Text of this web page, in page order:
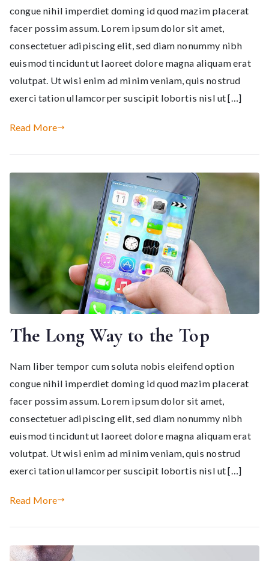
congue nihil imperdiet doming id quod mazim placerat
facer possim assum. Lorem ipsum dolor sit amet,
consectetuer adipiscing elit, sed diam nonummy nibh
euismod tincidunt ut laoreet dolore magna aliquam erat
volutpat. Ut wisi enim ad minim veniam, quis nostrud
exerci tation ullamcorper suscipit lobortis nisl ut […]
Read More
The Long Way to the Top
Nam liber tempor cum soluta nobis eleifend option
congue nihil imperdiet doming id quod mazim placerat
facer possim assum. Lorem ipsum dolor sit amet,
consectetuer adipiscing elit, sed diam nonummy nibh
euismod tincidunt ut laoreet dolore magna aliquam erat
volutpat. Ut wisi enim ad minim veniam, quis nostrud
exerci tation ullamcorper suscipit lobortis nisl ut […]
Read More